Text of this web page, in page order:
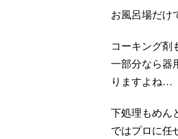
お風呂場だけ
コーキング剤
一部分なら器
りますよね…
下処理もめん
ではプロに任